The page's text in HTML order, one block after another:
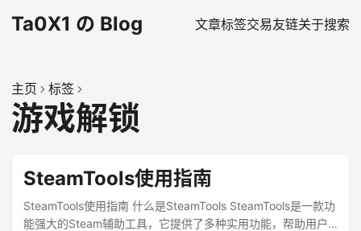
Ta0X1 の Blog 文章标签交易友链关于搜索
主页 标签
游戏解锁
SteamTools使用指南
SteamTools使用指南 什么是SteamTools SteamTools是一款功
能强大的Steam辅助工具，它提供了多种实用功能，帮助用户